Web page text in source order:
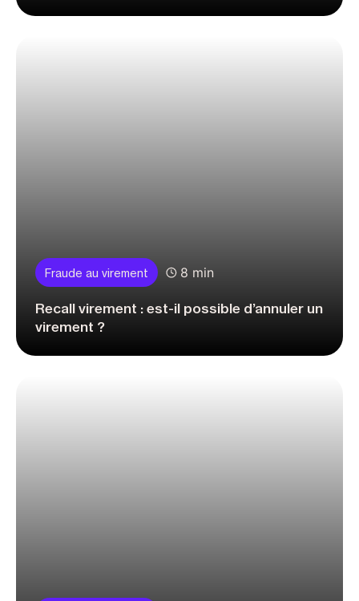
Fraude au virement 8 min
Recall virement : est-il possible d’annuler un
virement ?